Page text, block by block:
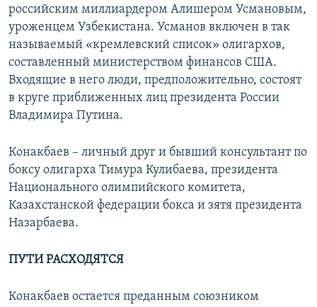
российским миллиардером Алишером Усмановым,
уроженцем Узбекистана. Усманов включен в так
называемый «кремлевский список» олигархов,
составленный министерством финансов США.
Входящие в него люди, предположительно, состоят
в круге приближенных лиц президента России
Владимира Путина.
Конакбаев – личный друг и бывший консультант по
боксу олигарха Тимура Кулибаева, президента
Национального олимпийского комитета,
Казахстанской федерации бокса и зятя президента
Назарбаева.
ПУТИ РАСХОДЯТСЯ
Конакбаев остается преданным союзником